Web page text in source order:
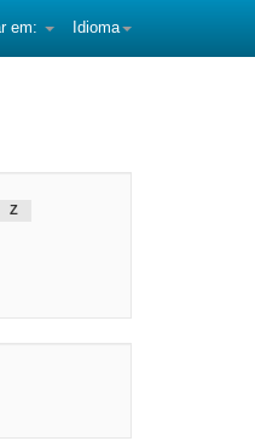
Idioma
em:
Z